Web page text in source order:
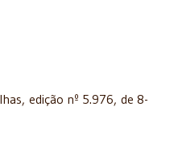
edição nº 5.976, de 8-